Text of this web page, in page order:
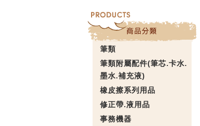
筆類
筆類附屬配件(筆芯.卡水.
墨水.補充液)
橡皮擦系列用品
修正帶.液用品
事務機器